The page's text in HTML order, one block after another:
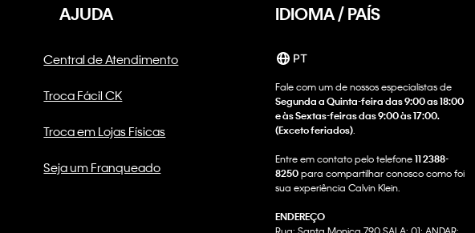
AJUDA
Central de Atendimento
Troca Fácil CK
Troca em Lojas Físicas
Seja um Franqueado
IDIOMA / PAÍS
PT
Fale com um de nossos especialistas de
Segunda a Quinta-feira das 9:00 as 18:00
e às Sextas-feiras das 9:00 às 17:00.
(Exceto feriados)
Entre em contato pelo telefone11 2388-
8250para compartilhar conosco como foi
sua experiência Calvin Klein.
ENDEREÇO